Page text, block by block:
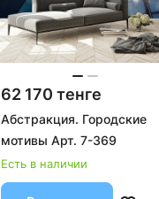
62 170 тенге
Абстракция. Городские
мотивы Арт. 7-369
Есть в наличии